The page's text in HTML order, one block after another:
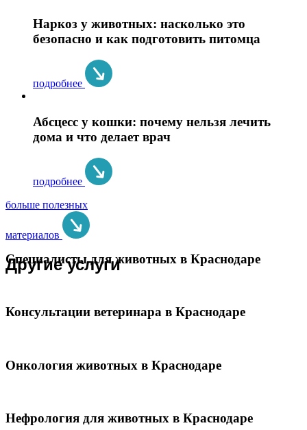
Наркоз у животных: насколько это
безопасно и как подготовить питомца
подробнее
Абсцесс у кошки: почему нельзя лечить
дома и что делает врач
подробнее
больше полезных
материалов
Другие услуги
Специалисты для животных в Краснодаре
Консультации ветеринара в Краснодаре
Онкология животных в Краснодаре
Нефрология для животных в Краснодаре